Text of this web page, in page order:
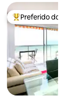
Entre os
Preferido dos